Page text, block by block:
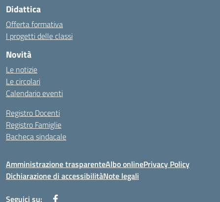
Didattica
Offerta formativa
I progetti delle classi
Novità
Le notizie
Le circolari
Calendario eventi
Registro Docenti
Registro Famiglie
Bacheca sindacale
Amministrazione trasparenteAlbo onlinePrivacy Policy
Dichiarazione di accessibilitàNote legali
Seguici su: